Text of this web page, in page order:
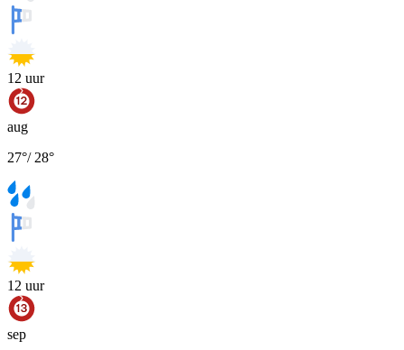
12 uur
aug
27°/ 28°
12 uur
sep